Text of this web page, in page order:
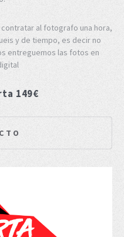
al fotografo una hora,
y de tiempo, es decir no
entreguemos las fotos en
149€